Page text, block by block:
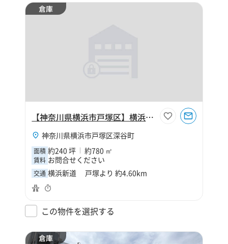
倉庫
【神奈川県横浜市戸塚区】横浜市戸塚区深谷町240坪倉庫
神奈川県横浜市戸塚区深谷町
面積 約240 坪 約780 ㎡
賃料 お問合せください
交通 横浜新道 戸塚より 約4.60km
この物件を選択する
倉庫